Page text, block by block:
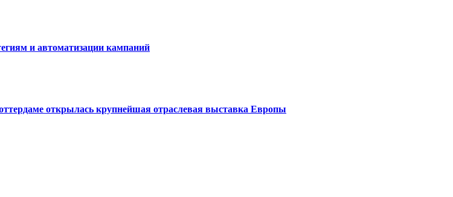
и автоматизации кампаний
открылась крупнейшая отраслевая выставка Европы